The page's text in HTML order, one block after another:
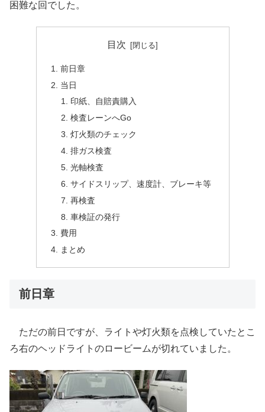
困難な回でした。
目次
前日章
当日
印紙、自賠責購入
検査レーンへGo
灯火類のチェック
排ガス検査
光軸検査
サイドスリップ、速度計、ブレーキ等
再検査
車検証の発行
費用
まとめ
前日章
ただの前日ですが、ライトや灯火類を点検していたとこ
ろ右のヘッドライトのロービームが切れていました。